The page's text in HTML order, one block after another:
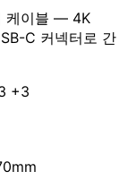
케이블 — 4K
C 커넥터로 간
+3